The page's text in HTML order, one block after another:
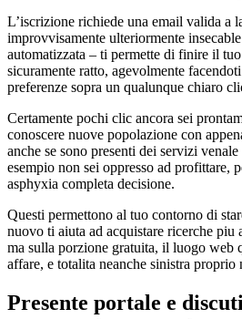
L’iscrizione richiede una email valida a
improvvisamente ulteriormente
automatizzata – ti permette di finire il
sicuramente ratto, agevolmente
preferenze sopra un qualunque chiaro
Certamente pochi clic ancora sei
conoscere nuove popolazione con
anche se sono presenti dei servizi
esempio non sei oppresso ad profittare,
asphyxia completa decisione.
Questi permettono al tuo contorno di
nuovo ti aiuta ad acquistare ricerche piu
ma sulla porzione gratuita, il luogo web
affare, e totalita neanche sinistra proprio
Presente portale e